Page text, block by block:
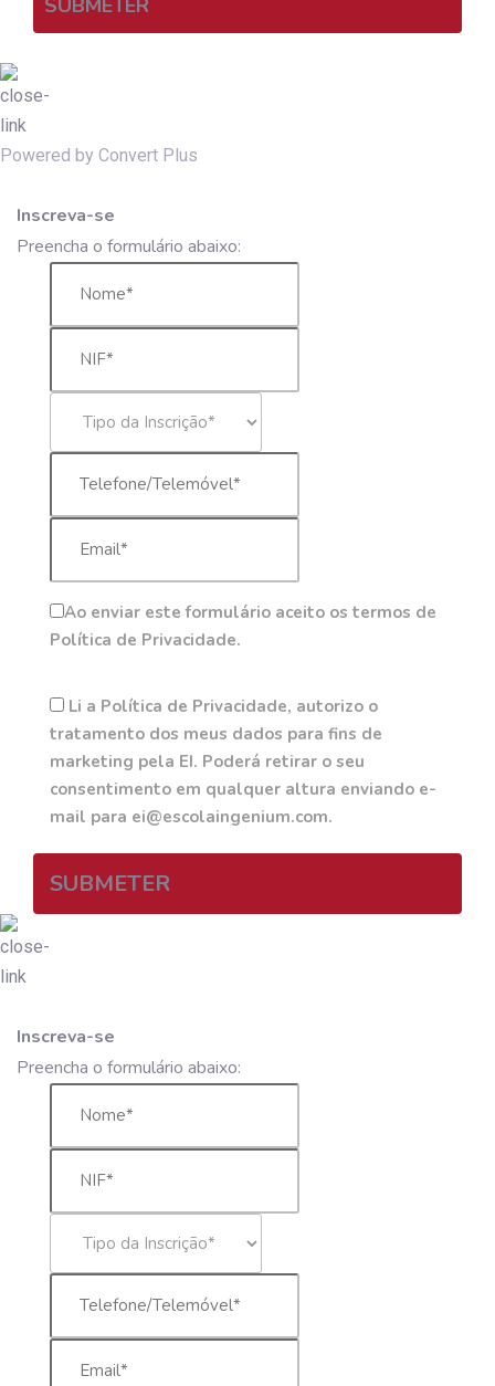
SUBMETER
Powered by Convert Plus
Inscreva-se
Preencha o formulário abaixo:
Ao enviar este formulário aceito os termos de
Política de Privacidade.
Li a Política de Privacidade, autorizo o
tratamento dos meus dados para fins de
marketing pela EI. Poderá retirar o seu
consentimento em qualquer altura enviando e-
mail para ei@escolaingenium.com.
SUBMETER
Inscreva-se
Preencha o formulário abaixo: